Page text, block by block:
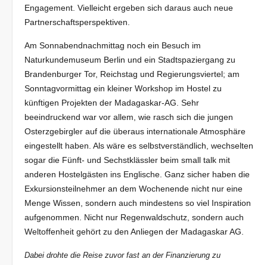
Engagement. Vielleicht ergeben sich daraus auch neue
Partnerschaftsperspektiven.
Am Sonnabendnachmittag noch ein Besuch im
Naturkundemuseum Berlin und ein Stadtspaziergang zu
Brandenburger Tor, Reichstag und Regierungsviertel; am
Sonntagvormittag ein kleiner Workshop im Hostel zu
künftigen Projekten der Madagaskar-AG. Sehr
beeindruckend war vor allem, wie rasch sich die jungen
Osterzgebirgler auf die überaus internationale Atmosphäre
eingestellt haben. Als wäre es selbstverständlich, wechselten
sogar die Fünft- und Sechstklässler beim small talk mit
anderen Hostelgästen ins Englische. Ganz sicher haben die
Exkursionsteilnehmer an dem Wochenende nicht nur eine
Menge Wissen, sondern auch mindestens so viel Inspiration
aufgenommen. Nicht nur Regenwaldschutz, sondern auch
Weltoffenheit gehört zu den Anliegen der Madagaskar AG.
Dabei drohte die Reise zuvor fast an der Finanzierung zu